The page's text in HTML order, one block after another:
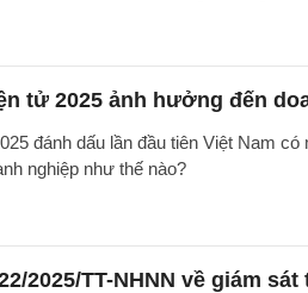
tử 2025 ảnh hưởng đến
đánh dấu lần đầu tiên Việt Nam
nghiệp như thế nào?
2025/TT-NHNN về giám